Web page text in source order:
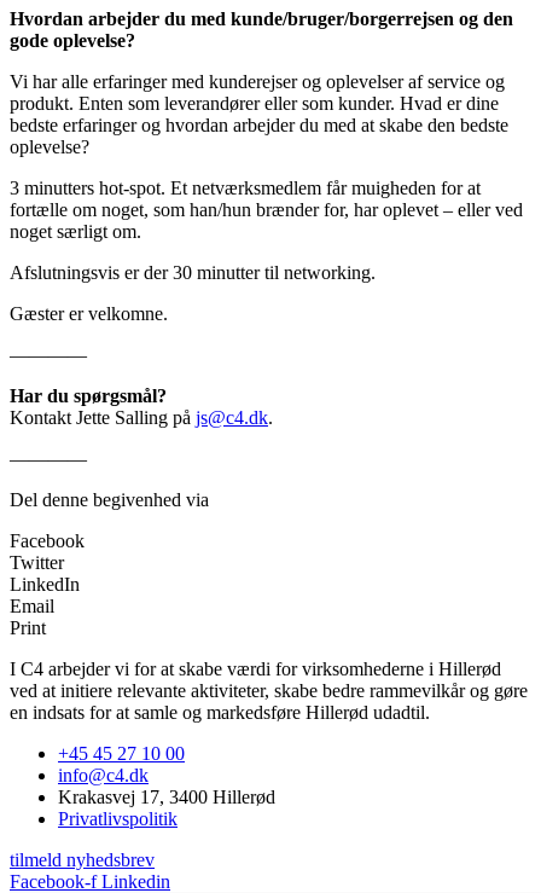
Hvordan arbejder du med kunde/bruger/borgerrejsen og den
gode oplevelse?
Vi har alle erfaringer med kunderejser og oplevelser af service og
produkt. Enten som leverandører eller som kunder. Hvad er dine
bedste erfaringer og hvordan arbejder du med at skabe den bedste
oplevelse?
3 minutters hot-spot. Et netværksmedlem får muigheden for at
fortælle om noget, som han/hun brænder for, har oplevet – eller ved
noget særligt om.
Afslutningsvis er der 30 minutter til networking.
Gæster er velkomne.
————
Har du spørgsmål?
Kontakt Jette Salling på js@c4.dk.
————
Del denne begivenhed via
Facebook
Twitter
LinkedIn
Email
Print
I C4 arbejder vi for at skabe værdi for virksomhederne i Hillerød
ved at initiere relevante aktiviteter, skabe bedre rammevilkår og gøre
en indsats for at samle og markedsføre Hillerød udadtil.
+45 45 27 10 00
info@c4.dk
Krakasvej 17, 3400 Hillerød
Privatlivspolitik
tilmeld nyhedsbrev
Facebook-f Linkedin